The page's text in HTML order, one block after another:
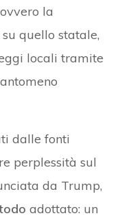
la
quello statale,
locali tramite
dalle fonti
perplessità sul
da Trump,
adottato: un